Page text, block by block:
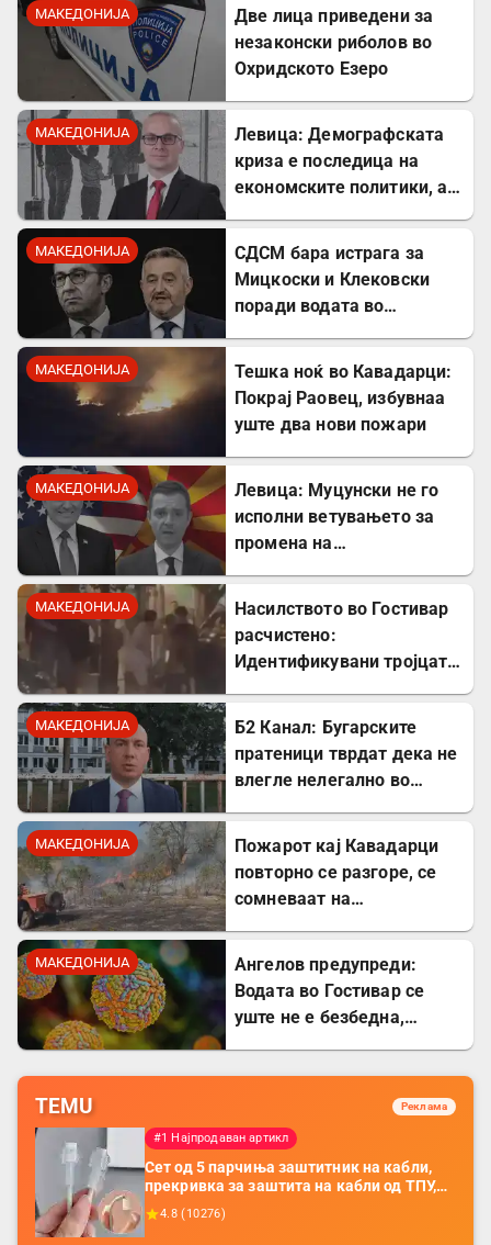
МАКЕДОНИЈА
Две лица приведени за
незаконски риболов во
Охридското Езеро
МАКЕДОНИЈА
Левица: Демографската
криза е последица на
економските политики, а
МАКЕДОНИЈА
СДСМ бара истрага за
Мицкоски и Клековски
поради водата во
МАКЕДОНИЈА
Тешка ноќ во Кавадарци:
Покрај Раовец, избувнаа
уште два нови пожари
МАКЕДОНИЈА
Левица: Муцунски не го
исполни ветувањето за
промена на
МАКЕДОНИЈА
Насилството во Гостивар
расчистено:
Идентификувани тројцата
МАКЕДОНИЈА
Б2 Канал: Бугарските
пратеници тврдат дека не
влегле нелегално во
МАКЕДОНИЈА
Пожарот кај Кавадарци
повторно се разгоре, се
сомневаат на
МАКЕДОНИЈА
Ангелов предупреди:
Водата во Гостивар се
уште не е безбедна,
TEMU Реклама
#1 Најпродаван артикл
Сет од 5 парчиња заштитник на кабли,
прекривка за заштита на кабли од ТПУ,
додатоци за заштита на кабли, без
батерија, за мобилни телефони, комплет
4.8 ( 10276)